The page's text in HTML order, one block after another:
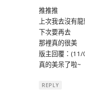
推推推
上次我去沒有
下次要再去
那裡真的很美
版主回覆：
真的美呆了啦~
REPLY